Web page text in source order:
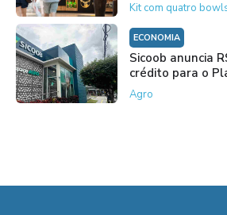
Kit com quatro
ECONOMIA
Sicoob anuncia
crédito para o
Agro